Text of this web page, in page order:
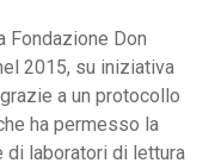
Fondazione Don
2015, su iniziativa
a un protocollo
ha permesso la
laboratori di lettura